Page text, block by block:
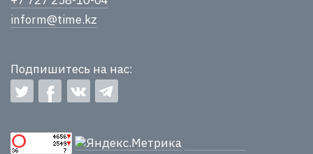
inform@time.kz
Подпишитесь на нас: